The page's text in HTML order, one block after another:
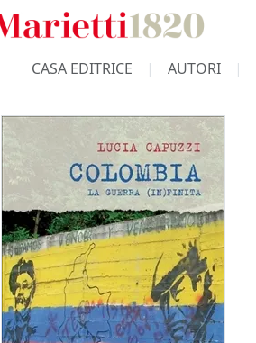
CASA EDITRICE AUTORI